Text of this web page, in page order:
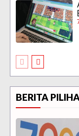
BERITA